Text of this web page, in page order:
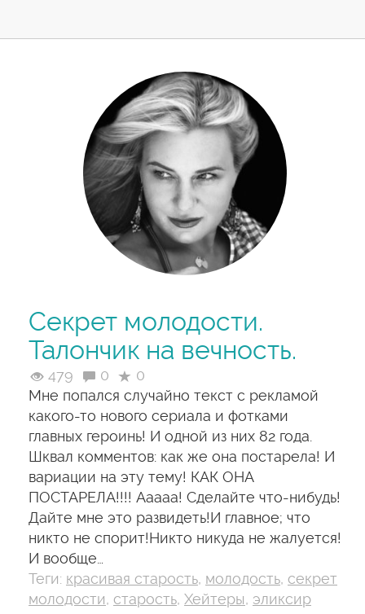
Секрет молодости.
Талончик на вечность.
479 0
0
Мне попался случайно текст с рекламой
какого-то нового сериала и фотками
главных героинь! И одной из них 82 года.
Шквал комментов: как же она постарела! И
вариации на эту тему! КАК ОНА
ПОСТАРЕЛА!!!! Ааааа! Сделайте что-нибудь!
Дайте мне это развидеть!И главное; что
никто не спорит!Никто никуда не жалуется!
И вообще…
Теги: красивая старость, молодость, секрет
молодости, старость, Хейтеры, эликсир